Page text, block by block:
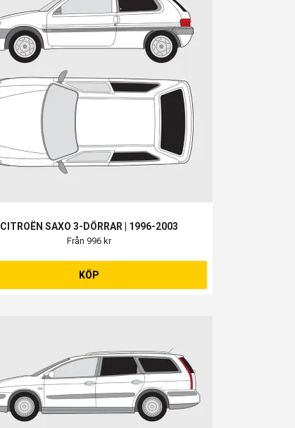
CITROËN SAXO 3-DÖRRAR | 1996-2003
Från 996 kr
KÖP